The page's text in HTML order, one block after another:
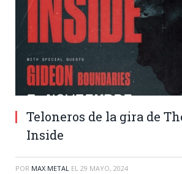
Teloneros de la gira de
Inside
POR MAX METAL EL 29 MAYO, 2024